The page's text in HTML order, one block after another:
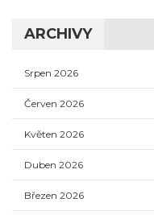
ARCHIVY
Srpen 2026
Červen 2026
Květen 2026
Duben 2026
Březen 2026